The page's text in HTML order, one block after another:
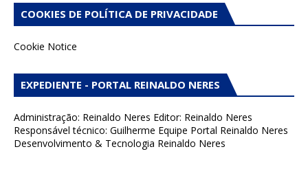
COOKIES DE POLÍTICA DE PRIVACIDADE
Cookie Notice
EXPEDIENTE - PORTAL REINALDO NERES
Administração: Reinaldo Neres Editor: Reinaldo Neres
Responsável técnico: Guilherme Equipe Portal Reinaldo Neres
Desenvolvimento & Tecnologia Reinaldo Neres